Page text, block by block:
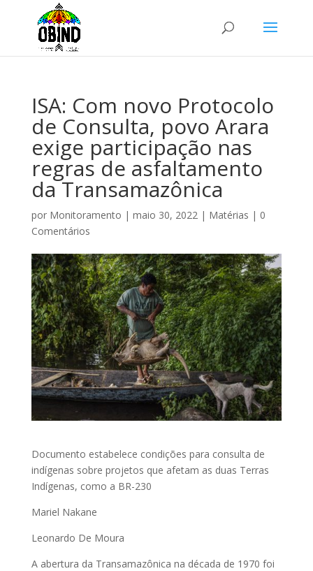
ISA: Com novo Protocolo
de Consulta, povo Arara
exige participação nas
regras de asfaltamento
da Transamazônica
por Monitoramento | maio 30, 2022| Matérias | 0
Comentários
Documento estabelece condições para consulta de
indígenas sobre projetos que afetam as duas Terras
Indígenas, como a BR-230
Mariel Nakane
Leonardo De Moura
A abertura da Transamazônica na década de 1970 foi